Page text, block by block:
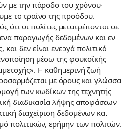
με την πάροδο του χρόνου∙
το τραίνο της προόδου.
ότι οι πολίτες μετατρέπονται σε
παραγωγής δεδομένων και εν
δεν είναι ενεργά πολιτικά
μέσω της φουκοϊκής
Η καθημερινή ζωή
με όρους και γλώσσα
των κωδίκων της τεχνητής
διαδικασία λήψης αποφάσεων
διαχείριση δεδομένων και
πολιτικών, ερήμην των πολιτών.